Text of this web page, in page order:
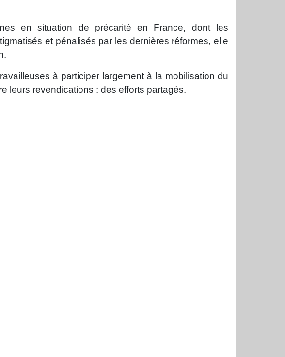
en situation de précarité en France, dont les
et pénalisés par les dernières réformes, elle
à participer largement à la mobilisation du
leurs revendications : des efforts partagés.